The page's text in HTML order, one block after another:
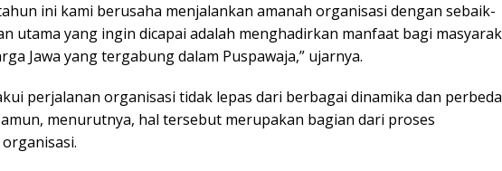
ini kami berusaha menjalankan amanah organisasi dengan sebaik-
utama yang ingin dicapai adalah menghadirkan manfaat bagi
Jawa yang tergabung dalam Puspawaja,” ujarnya.
perjalanan organisasi tidak lepas dari berbagai dinamika dan
menurutnya, hal tersebut merupakan bagian dari proses